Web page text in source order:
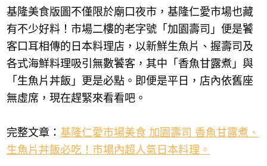
基隆美食版圖不僅限於廟口夜市，基隆仁愛市場也藏
有不少好料！市場二樓的老字號「加園壽司」便是饕
客口耳相傳的日本料理店，以新鮮生魚片、握壽司及
各式海鮮料理吸引無數饕客，其中「香魚甘露煮」與
「生魚片丼飯」更是必點。即便是平日，店內依舊座
無虛席，現在趕緊來看看吧。
完整文章： 基隆仁愛市場美食 加園壽司 香魚甘露煮、
生魚片丼飯必吃！市場內超人氣日本料理。